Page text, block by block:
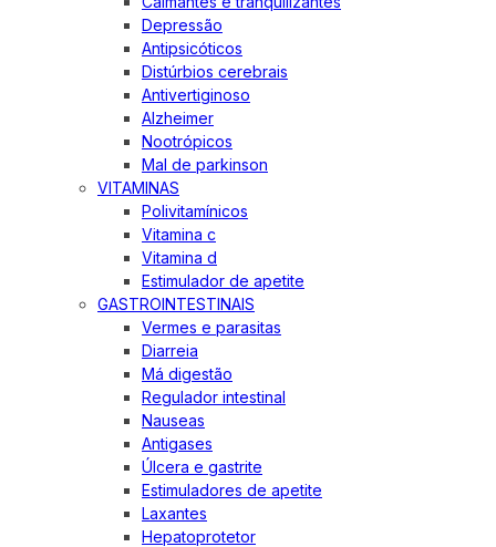
Depressão
Antipsicóticos
Distúrbios cerebrais
Antivertiginoso
Alzheimer
Nootrópicos
Mal de parkinson
VITAMINAS
Polivitamínicos
Vitamina c
Vitamina d
Estimulador de apetite
GASTROINTESTINAIS
Vermes e parasitas
Diarreia
Má digestão
Regulador intestinal
Nauseas
Antigases
Úlcera e gastrite
Estimuladores de apetite
Laxantes
Hepatoprotetor